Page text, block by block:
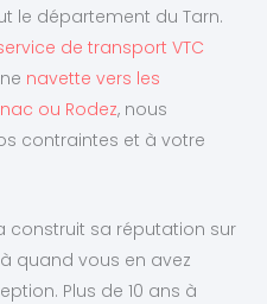
le département du Tarn.
de transport VTC
navette vers les
ou Rodez, nous
contraintes et à votre
construit sa réputation sur
quand vous en avez
Plus de 10 ans à